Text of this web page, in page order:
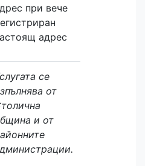
при вече
адрес
се
от
и от